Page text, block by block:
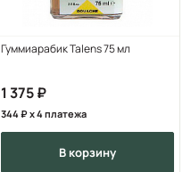
Гуммиарабик Talens 75 мл
1 375
344 x 4 платежа
в корзину